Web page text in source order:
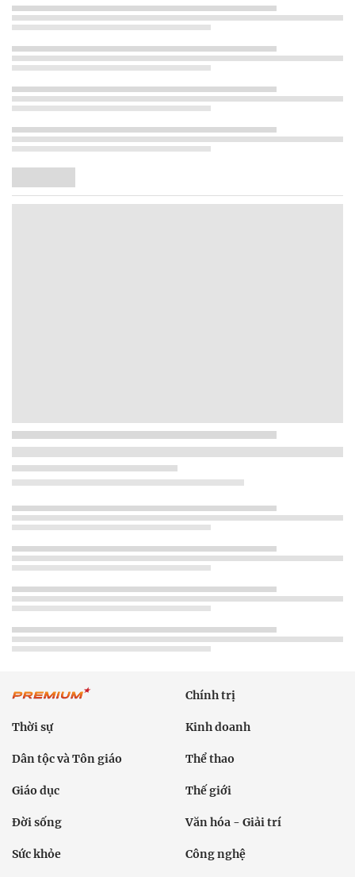
Chính trị
Thời sự Kinh doanh
Dân tộc và Tôn giáo Thể thao
Giáo dục Thế giới
Đời sống Văn hóa - Giải trí
Sức khỏe Công nghệ